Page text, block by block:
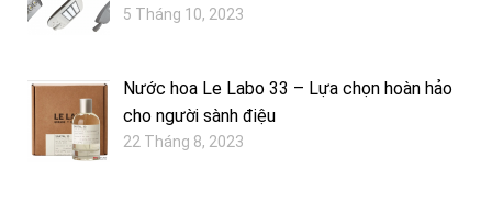
5 Tháng 10, 2023
Nước hoa Le Labo 33 – Lựa chọn hoàn hảo
cho người sành điệu
22 Tháng 8, 2023